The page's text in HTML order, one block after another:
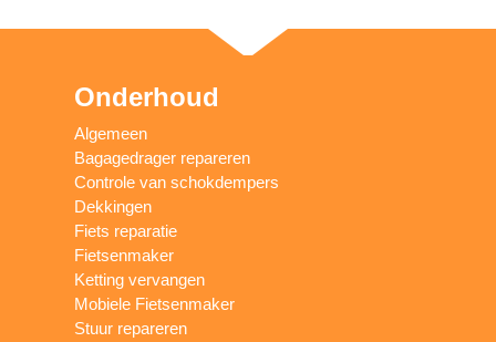
Onderhoud
Algemeen
Bagagedrager repareren
Controle van schokdempers
Dekkingen
Fiets reparatie
Fietsenmaker
Ketting vervangen
Mobiele Fietsenmaker
Stuur repareren